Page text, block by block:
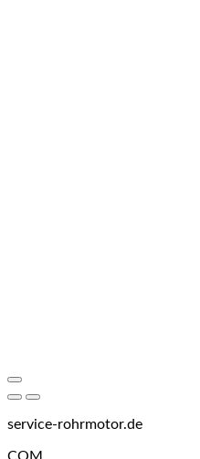
service-rohrmotor.de